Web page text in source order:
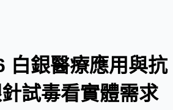
白銀醫療應用與抗
試毒看實體需求